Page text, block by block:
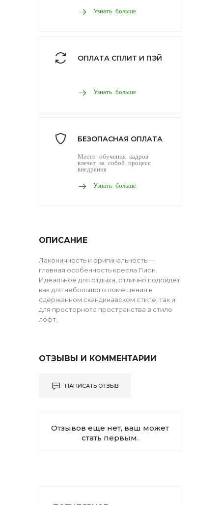
Узнать больше
ОПЛАТА СПЛИТ И ПЭЙ
Узнать больше
БЕЗОПАСНАЯ ОПЛАТА
Место обучения кадров
влечет за собой процесс
внедрения
Узнать больше
ОПИСАНИЕ
Лаконичность и оригинальность —
главная особенность кресла Лион.
Идеальное для отдыха, отлично подойдет
как для небольшого помещения в
сдержанном скандинавском стиле, так и
для просторного пространства в стиле
лофт.
ОТЗЫВЫ И КОММЕНТАРИИ
НАПИСАТЬ ОТЗЫВ
Отзывов еще нет, ваш может
стать первым.